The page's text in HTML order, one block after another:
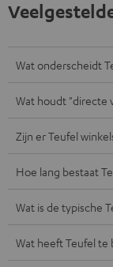
Wat onderscheidt
Wat houdt "directe
Zijn er Teufel
Hoe lang bestaat
Wat is de typische
Wat heeft Teufel te